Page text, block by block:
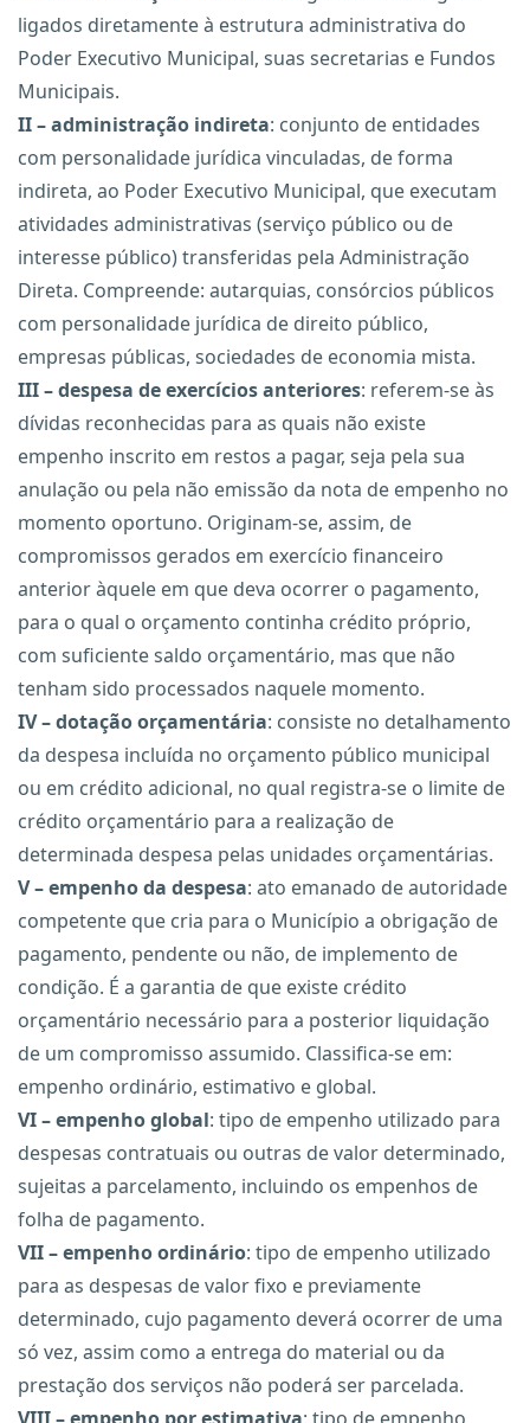
ligados diretamente à estrutura administrativa do
Poder Executivo Municipal, suas secretarias e Fundos
Municipais.
II – administração indireta: conjunto de entidades
com personalidade jurídica vinculadas, de forma
indireta, ao Poder Executivo Municipal, que executam
atividades administrativas (serviço público ou de
interesse público) transferidas pela Administração
Direta. Compreende: autarquias, consórcios públicos
com personalidade jurídica de direito público,
empresas públicas, sociedades de economia mista.
III – despesa de exercícios anteriores: referem-se às
dívidas reconhecidas para as quais não existe
empenho inscrito em restos a pagar, seja pela sua
anulação ou pela não emissão da nota de empenho no
momento oportuno. Originam-se, assim, de
compromissos gerados em exercício financeiro
anterior àquele em que deva ocorrer o pagamento,
para o qual o orçamento continha crédito próprio,
com suficiente saldo orçamentário, mas que não
tenham sido processados naquele momento.
IV – dotação orçamentária: consiste no detalhamento
da despesa incluída no orçamento público municipal
ou em crédito adicional, no qual registra-se o limite de
crédito orçamentário para a realização de
determinada despesa pelas unidades orçamentárias.
V – empenho da despesa: ato emanado de autoridade
competente que cria para o Município a obrigação de
pagamento, pendente ou não, de implemento de
condição. É a garantia de que existe crédito
orçamentário necessário para a posterior liquidação
de um compromisso assumido. Classifica-se em:
empenho ordinário, estimativo e global.
VI – empenho global: tipo de empenho utilizado para
despesas contratuais ou outras de valor determinado,
sujeitas a parcelamento, incluindo os empenhos de
folha de pagamento.
VII – empenho ordinário: tipo de empenho utilizado
para as despesas de valor fixo e previamente
determinado, cujo pagamento deverá ocorrer de uma
só vez, assim como a entrega do material ou da
prestação dos serviços não poderá ser parcelada.